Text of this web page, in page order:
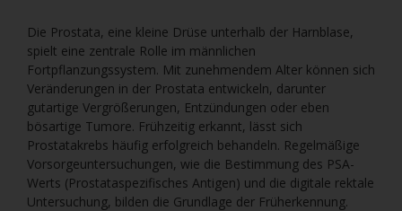
Die Prostata, eine kleine Drüse unterhalb der Harnblase,
spielt eine zentrale Rolle im männlichen
Fortpflanzungssystem. Mit zunehmendem Alter können sich
Veränderungen in der Prostata entwickeln, darunter
gutartige Vergrößerungen, Entzündungen oder eben
bösartige Tumore. Frühzeitig erkannt, lässt sich
Prostatakrebs häufig erfolgreich behandeln. Regelmäßige
Vorsorgeuntersuchungen, wie die Bestimmung des PSA-
Werts (Prostataspezifisches Antigen) und die digitale rektale
Untersuchung, bilden die Grundlage der Früherkennung.